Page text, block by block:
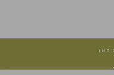
¡No